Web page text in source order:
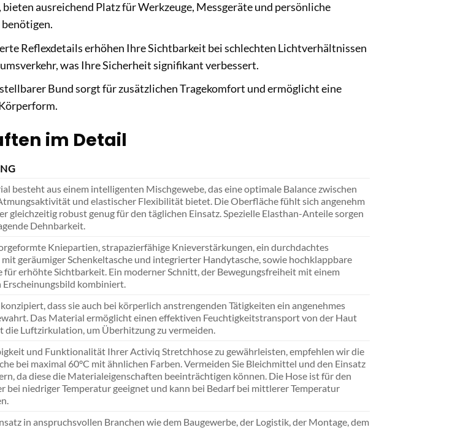
ausreichend Platz für Werkzeuge, Messgeräte und persönliche
Reflexdetails erhöhen Ihre Sichtbarkeit bei schlechten Lichtverhältnissen
was Ihre Sicherheit signifikant verbessert.
Bund sorgt für zusätzlichen Tragekomfort und ermöglicht eine
im Detail
besteht aus einem intelligenten Mischgewebe, das eine optimale Balance zwischen
und elastischer Flexibilität bietet. Die Oberfläche fühlt sich angenehm
gleichzeitig robust genug für den täglichen Einsatz. Spezielle Elasthan-Anteile sorgen
Dehnbarkeit.
Kniepartien, strapazierfähige Knieverstärkungen, ein durchdachtes
mit geräumiger Schenkeltasche und integrierter Handytasche, sowie hochklappbare
für erhöhte Sichtbarkeit. Ein moderner Schnitt, der Bewegungsfreiheit mit einem
Erscheinungsbild kombiniert.
dass sie auch bei körperlich anstrengenden Tätigkeiten ein angenehmes
Das Material ermöglicht einen effektiven Feuchtigkeitstransport von der Haut
die Luftzirkulation, um Überhitzung zu vermeiden.
und Funktionalität Ihrer Activiq Stretchhose zu gewährleisten, empfehlen wir die
bei maximal 60°C mit ähnlichen Farben. Vermeiden Sie Bleichmittel und den Einsatz
da diese die Materialeigenschaften beeinträchtigen können. Die Hose ist für den
bei niedriger Temperatur geeignet und kann bei Bedarf bei mittlerer Temperatur
in anspruchsvollen Branchen wie dem Baugewerbe, der Logistik, der Montage, dem